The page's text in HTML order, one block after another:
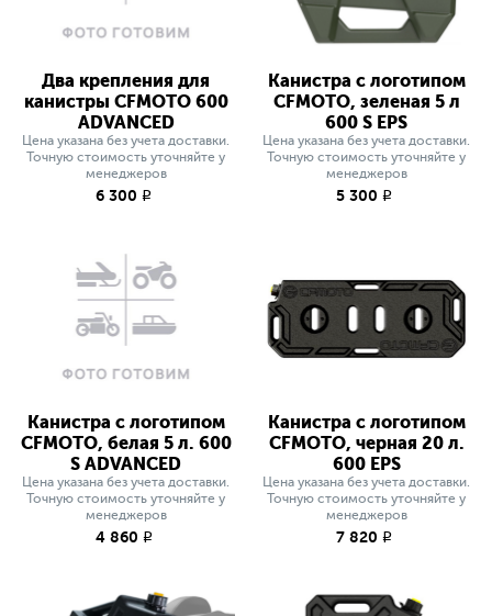
Два крепления для
канистры CFMOTO 600
ADVANCED
Цена указана без учета доставки.
Точную стоимость уточняйте у
менеджеров
6 300 q
Канистра с логотипом
CFMOTO, зеленая 5 л
600 S EPS
Цена указана без учета доставки.
Точную стоимость уточняйте у
менеджеров
5 300 q
Канистра с логотипом
CFMOTO, белая 5 л. 600
S ADVANCED
Цена указана без учета доставки.
Точную стоимость уточняйте у
менеджеров
4 860 q
Канистра с логотипом
CFMOTO, черная 20 л.
600 EPS
Цена указана без учета доставки.
Точную стоимость уточняйте у
менеджеров
7 820 q